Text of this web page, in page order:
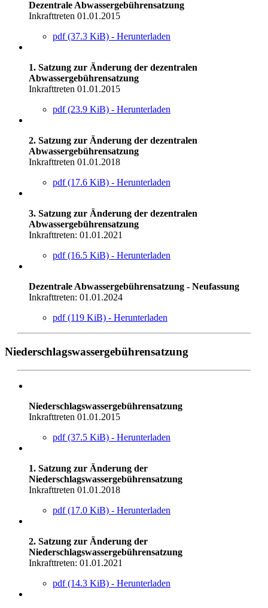
Dezentrale Abwassergebührensatzung
Inkrafttreten 01.01.2015
pdf (37.3 KiB) - Herunterladen
1. Satzung zur Änderung der dezentralen
Abwassergebührensatzung
Inkrafttreten 01.01.2015
pdf (23.9 KiB) - Herunterladen
2. Satzung zur Änderung der dezentralen
Abwassergebührensatzung
Inkrafttreten 01.01.2018
pdf (17.6 KiB) - Herunterladen
3. Satzung zur Änderung der dezentralen
Abwassergebührensatzung
Inkrafttreten: 01.01.2021
pdf (16.5 KiB) - Herunterladen
Dezentrale Abwassergebührensatzung - Neufassung
Inkrafttreten: 01.01.2024
pdf (119 KiB) - Herunterladen
Niederschlagswassergebührensatzung
Niederschlagswassergebührensatzung
Inkrafttreten 01.01.2015
pdf (37.5 KiB) - Herunterladen
1. Satzung zur Änderung der
Niederschlagswassergebührensatzung
Inkrafttreten 01.01.2018
pdf (17.0 KiB) - Herunterladen
2. Satzung zur Änderung der
Niederschlagswassergebührensatzung
Inkrafttreten: 01.01.2021
pdf (14.3 KiB) - Herunterladen